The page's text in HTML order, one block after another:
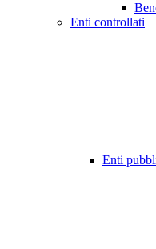
Enti controllati
Enti